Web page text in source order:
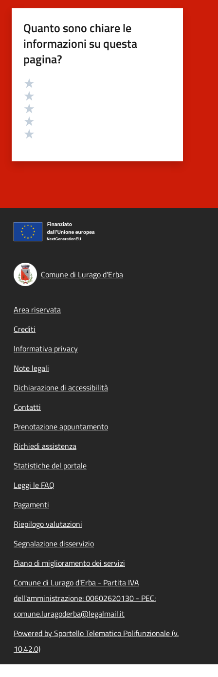
Quanto sono chiare le
informazioni su questa
pagina?
Valutazione
Comune di Lurago d'Erba
Footer menu
Area riservata
Crediti
Informativa privacy
Note legali
Dichiarazione di accessibilità
Contatti
Prenotazione appuntamento
Richiedi assistenza
Statistiche del portale
Leggi le FAQ
Pagamenti
Riepilogo valutazioni
Segnalazione disservizio
Piano di miglioramento dei servizi
Comune di Lurago d'Erba - Partita IVA
dell'amministrazione: 00602620130 - PEC:
comune.luragoderba@legalmail.it
Powered by Sportello Telematico Polifunzionale (v.
10.42.0)